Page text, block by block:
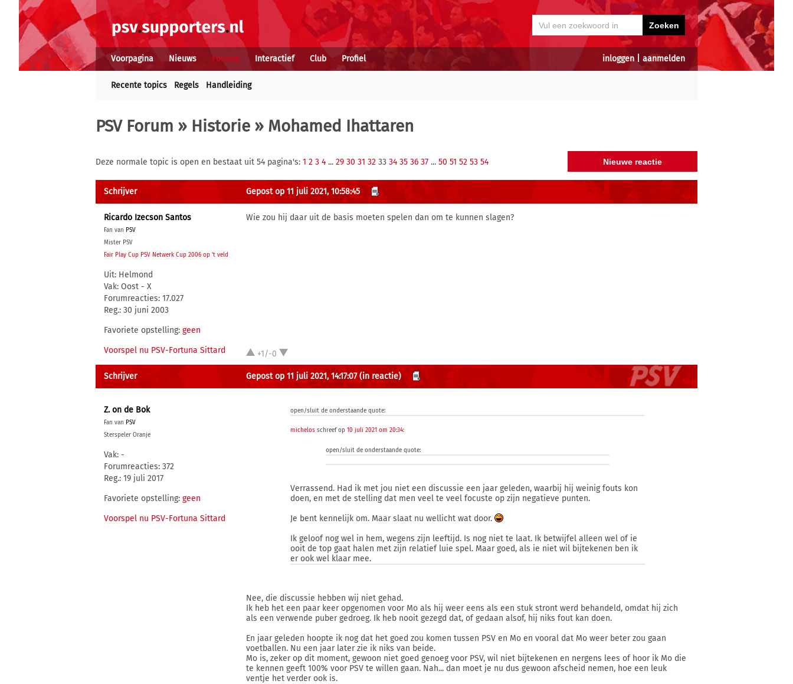
inloggen| aanmelden
Voorpagina Nieuws Forums Interactief Club Profiel
Recente topics Regels Handleiding
PSV Forum » Historie » Mohamed Ihattaren
Deze normale topic is open en bestaat uit 54 pagina's: 1 2 3 4 ... 29 30 31 32 33 34 35 36 37 ... 50 51 52 53 54
Schrijver Gepost op 11 juli 2021, 10:58:45
Ricardo Izecson Santos
Fan van PSV
Mister PSV
Fair Play Cup PSV Netwerk Cup 2006 op 't veld
Uit: Helmond
Vak: Oost - X
Forumreacties: 17.027
Reg.: 30 juni 2003
Favoriete opstelling: geen
Voorspel nu PSV-Fortuna Sittard
Wie zou hij daar uit de basis moeten spelen dan om te kunnen slagen?
+1/-0
Schrijver Gepost op 11 juli 2021, 14:17:07 (in reactie)
Z. on de Bok
Fan van PSV
Sterspeler Oranje
Vak: -
Forumreacties: 372
Reg.: 19 juli 2017
Favoriete opstelling: geen
Voorspel nu PSV-Fortuna Sittard
open/sluit de onderstaande quote:
michelos schreef op10 juli 2021 om 20:34:
open/sluit de onderstaande quote:
Verrassend. Had ik met jou niet een discussie een jaar geleden, waarbij hij weinig fouts kon
doen, en met de stelling dat men veel te veel focuste op zijn negatieve punten.
Je bent kennelijk om. Maar slaat nu wellicht wat door.
Ik geloof nog wel in hem, wegens zijn leeftijd. Is nog niet te laat. Ik betwijfel alleen wel of ie
ooit de top gaat halen met zijn relatief luie spel. Maar goed, als ie niet wil bijtekenen ben ik
er ook wel klaar mee.
Nee, die discussie hebben wij niet gehad.
Ik heb het een paar keer opgenomen voor Mo als hij weer eens als een stuk stront werd behandeld, omdat hij zich
als een verwende puber gedroeg. Ik heb nooit gezegd dat, of gedaan alsof, hij niks fout kan doen.
En jaar geleden hoopte ik nog dat het goed zou komen tussen PSV en Mo en vooral dat Mo weer beter zou gaan
voetballen. Nu een jaar later zie ik niks van beide.
Mo is, zeker op dit moment, gewoon niet goed genoeg voor PSV, wil niet bijtekenen en nergens lees of hoor ik Mo die
te kennen geeft 100% voor PSV te willen gaan. Nah... dan moet je nu dus gewoon afscheid nemen, hoe een leuk
ventje het verder ook is.